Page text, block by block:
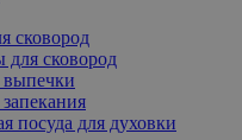
сковород
для сковород
выпечки
посуда для духовки